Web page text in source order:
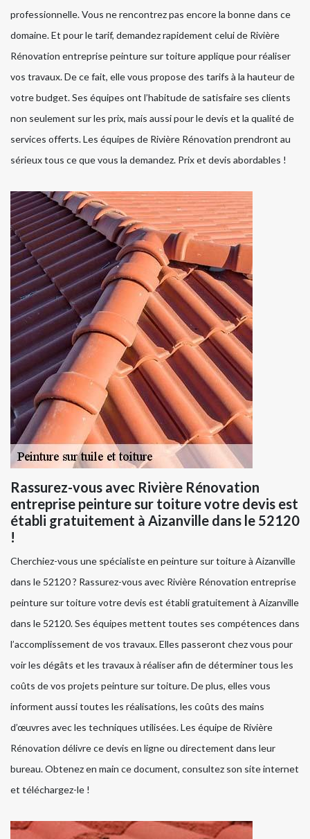
professionnelle. Vous ne rencontrez pas encore la bonne dans ce
domaine. Et pour le tarif, demandez rapidement celui de Rivière
Rénovation entreprise peinture sur toiture applique pour réaliser
vos travaux. De ce fait, elle vous propose des tarifs à la hauteur de
votre budget. Ses équipes ont l’habitude de satisfaire ses clients
non seulement sur les prix, mais aussi pour le devis et la qualité de
services offerts. Les équipes de Rivière Rénovation prendront au
sérieux tous ce que vous la demandez. Prix et devis abordables !
Rassurez-vous avec Rivière Rénovation
entreprise peinture sur toiture votre devis est
établi gratuitement à Aizanville dans le 52120
!
Cherchiez-vous une spécialiste en peinture sur toiture à Aizanville
dans le 52120 ? Rassurez-vous avec Rivière Rénovation entreprise
peinture sur toiture votre devis est établi gratuitement à Aizanville
dans le 52120. Ses équipes mettent toutes ses compétences dans
l’accomplissement de vos travaux. Elles passeront chez vous pour
voir les dégâts et les travaux à réaliser afin de déterminer tous les
coûts de vos projets peinture sur toiture. De plus, elles vous
informent aussi toutes les réalisations, les coûts des mains
d’œuvres avec les techniques utilisées. Les équipe de Rivière
Rénovation délivre ce devis en ligne ou directement dans leur
bureau. Obtenez en main ce document, consultez son site internet
et téléchargez-le !